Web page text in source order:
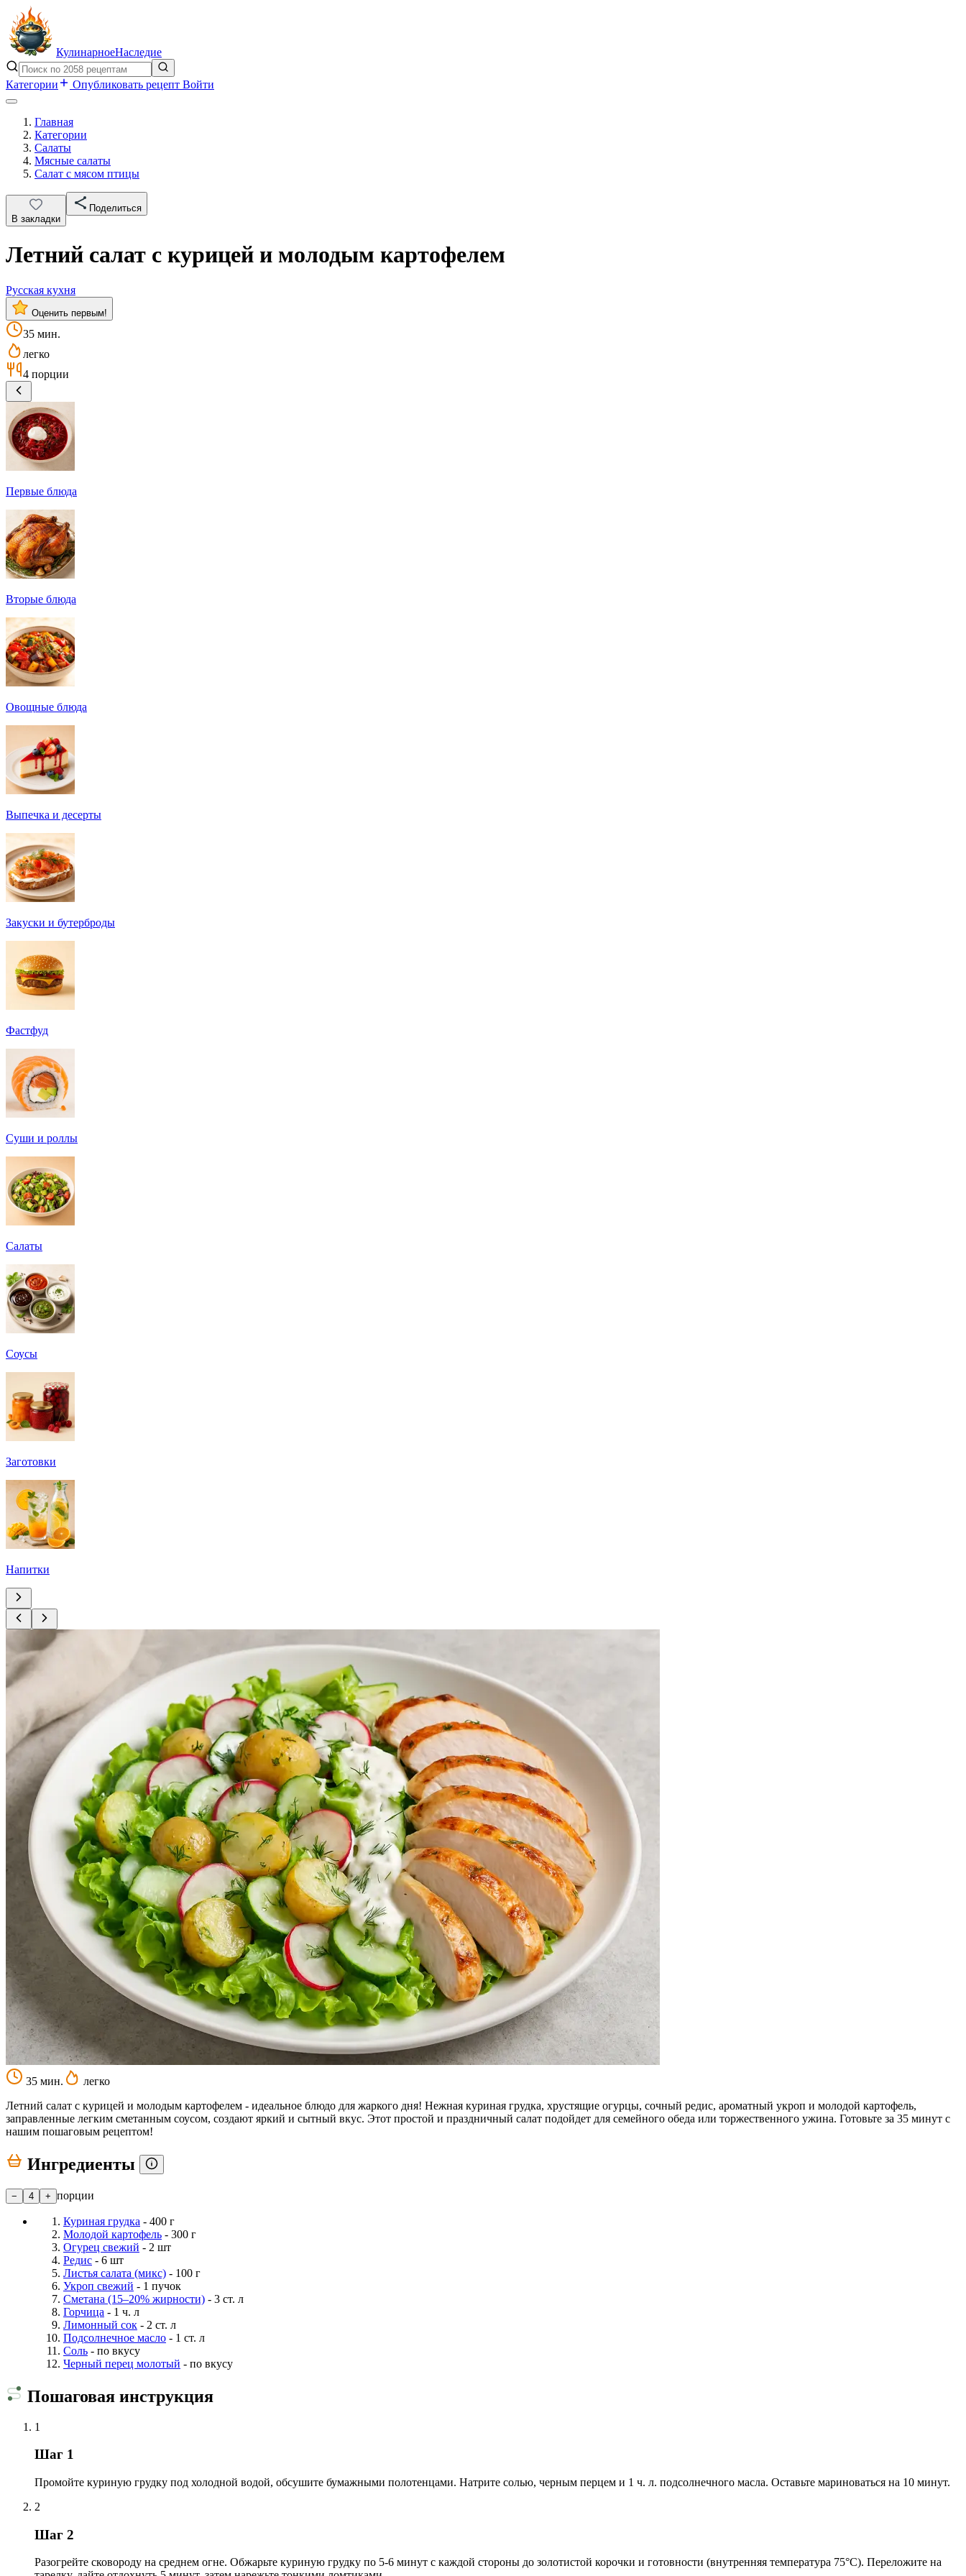
КулинарноеНаследие
Категории Опубликовать рецепт Войти
Главная
Категории
Салаты
Мясные салаты
Салат с мясом птицы
В закладки
Поделиться
Летний салат с курицей и молодым картофелем
Русская кухня
Оценить первым!
35 мин.
легко
4 порции
Первые блюда
Вторые блюда
Овощные блюда
Выпечка и десерты
Закуски и бутерброды
Фастфуд
Суши и роллы
Салаты
Соусы
Заготовки
Напитки
35 мин.
легко
Летний салат с курицей и молодым картофелем - идеальное блюдо для жаркого дня! Нежная куриная грудка, хрустящие огурцы, сочный редис, ароматный укроп и молодой картофель,
заправленные легким сметанным соусом, создают яркий и сытный вкус. Этот простой и праздничный салат подойдет для семейного обеда или торжественного ужина. Готовьте за 35 минут с
нашим пошаговым рецептом!
Ингредиенты
− 4 + порции
Куриная грудка - 400 г
Молодой картофель - 300 г
Огурец свежий - 2 шт
Редис - 6 шт
Листья салата (микс) - 100 г
Укроп свежий - 1 пучок
Сметана (15–20% жирности) - 3 ст. л
Горчица - 1 ч. л
Лимонный сок - 2 ст. л
Подсолнечное масло - 1 ст. л
Соль - по вкусу
Черный перец молотый - по вкусу
Пошаговая инструкция
1
Шаг 1
Промойте куриную грудку под холодной водой, обсушите бумажными полотенцами. Натрите солью, черным перцем и 1 ч. л. подсолнечного масла. Оставьте мариноваться на 10 минут.
2
Шаг 2
Разогрейте сковороду на среднем огне. Обжарьте куриную грудку по 5-6 минут с каждой стороны до золотистой корочки и готовности (внутренняя температура 75°C). Переложите на